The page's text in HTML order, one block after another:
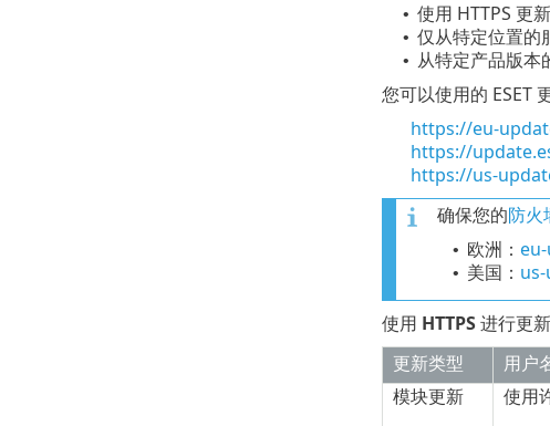
• 使用 HTTPS 更新
• 仅从特定位置的
• 从特定产品版本
您可以使用的 ESET
https://eu-
https://
https://us-
确保您的防火
• 欧洲：
• 美国：
使用 HTTPS进行更
更新类型
用户
模块更新
使用